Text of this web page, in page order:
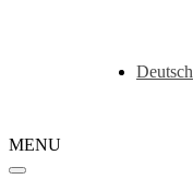
Deutsch
MENU